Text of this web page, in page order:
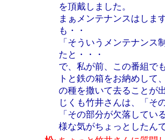
を頂戴しました。
まぁメンテナンスはしま
も・・
「そういうメンテナン
たと・・・
で、私が前、この番組で
トと鉄の箱をお納めして
の種を撒いて去ることが
じくも竹井さんは、「そ
「その部分が欠落して
様な気がちょっとしたん